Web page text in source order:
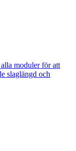
moduler för att
slaglängd och